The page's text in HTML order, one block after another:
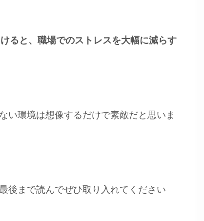
ると、職場でのストレスを大幅に減らす
い環境は想像するだけで素敵だと思いま
後まで読んでぜひ取り入れてください